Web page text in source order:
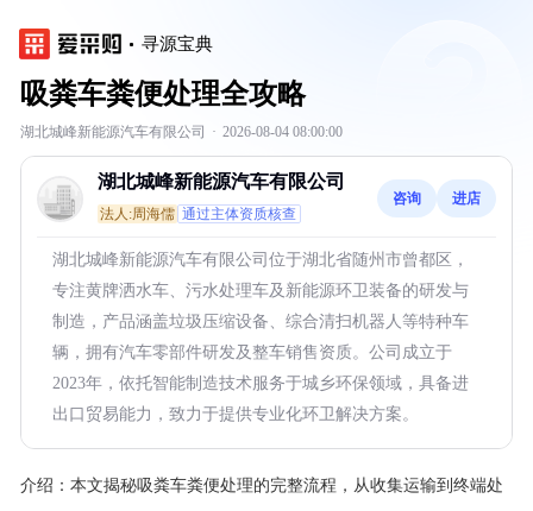
寻源宝典
吸粪车粪便处理全攻略
湖北城峰新能源汽车有限公司 · 2026-08-04 08:00:00
湖北城峰新能源汽车有限公司
法人:周海儒 通过主体资质核查
咨询 进店
湖北城峰新能源汽车有限公司位于湖北省随州市曾都区，
专注黄牌洒水车、污水处理车及新能源环卫装备的研发与
制造，产品涵盖垃圾压缩设备、综合清扫机器人等特种车
辆，拥有汽车零部件研发及整车销售资质。公司成立于
2023年，依托智能制造技术服务于城乡环保领域，具备进
出口贸易能力，致力于提供专业化环卫解决方案。
介绍： 本文揭秘吸粪车粪便处理的完整流程，从收集运输到终端处